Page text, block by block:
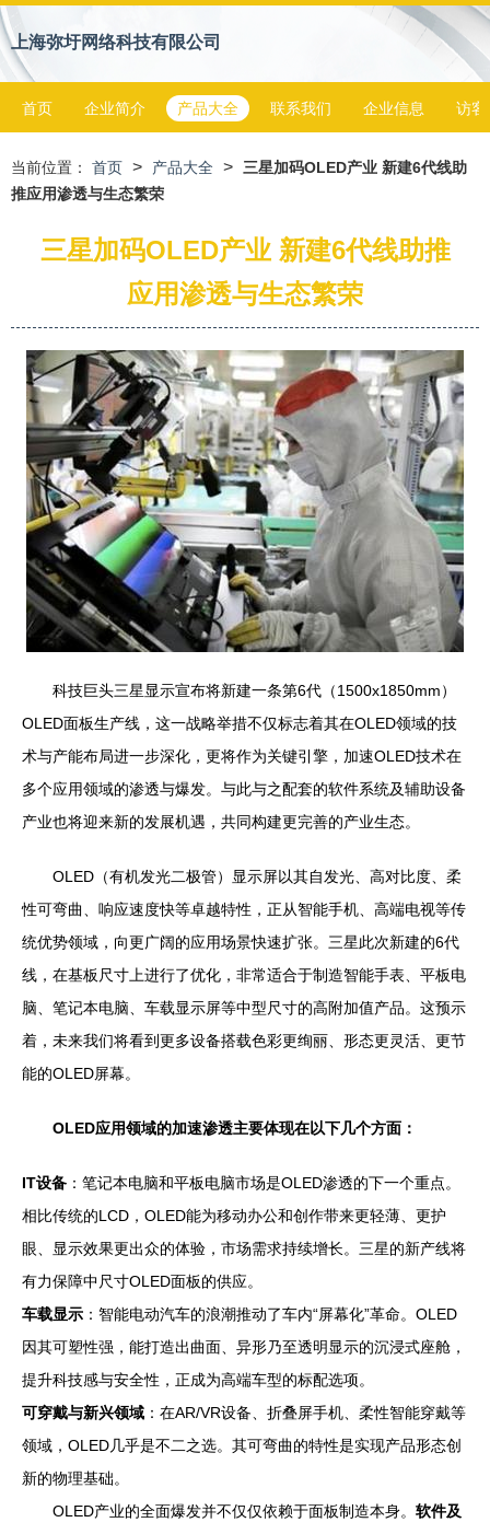
上海弥圩网络科技有限公司
首页 企业简介 产品大全 联系我们 企业信息 访客
当前位置： 首页 > 产品大全 >
三星加码OLED产业 新建6代线助
推应用渗透与生态繁荣
三星加码OLED产业 新建6代线助推
应用渗透与生态繁荣
科技巨头三星显示宣布将新建一条第6代（1500x1850mm）
OLED面板生产线，这一战略举措不仅标志着其在OLED领域的技
术与产能布局进一步深化，更将作为关键引擎，加速OLED技术在
多个应用领域的渗透与爆发。与此与之配套的软件系统及辅助设备
产业也将迎来新的发展机遇，共同构建更完善的产业生态。
OLED（有机发光二极管）显示屏以其自发光、高对比度、柔
性可弯曲、响应速度快等卓越特性，正从智能手机、高端电视等传
统优势领域，向更广阔的应用场景快速扩张。三星此次新建的6代
线，在基板尺寸上进行了优化，非常适合于制造智能手表、平板电
脑、笔记本电脑、车载显示屏等中型尺寸的高附加值产品。这预示
着，未来我们将看到更多设备搭载色彩更绚丽、形态更灵活、更节
能的OLED屏幕。
OLED应用领域的加速渗透主要体现在以下几个方面：
IT设备 ：笔记本电脑和平板电脑市场是OLED渗透的下一个重点。
相比传统的LCD，OLED能为移动办公和创作带来更轻薄、更护
眼、显示效果更出众的体验，市场需求持续增长。三星的新产线将
有力保障中尺寸OLED面板的供应。
车载显示 ：智能电动汽车的浪潮推动了车内“屏幕化”革命。OLED
因其可塑性强，能打造出曲面、异形乃至透明显示的沉浸式座舱，
提升科技感与安全性，正成为高端车型的标配选项。
可穿戴与新兴领域 ：在AR/VR设备、折叠屏手机、柔性智能穿戴等
领域，OLED几乎是不二之选。其可弯曲的特性是实现产品形态创
新的物理基础。
OLED产业的全面爆发并不仅仅依赖于面板制造本身。 软件及